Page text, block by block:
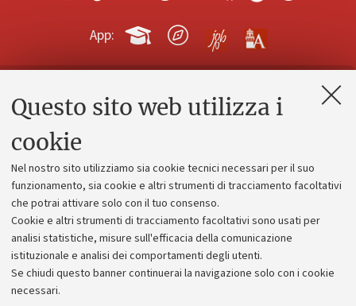
Questo sito web utilizza i
cookie
Nel nostro sito utilizziamo sia cookie tecnici necessari per il suo
funzionamento, sia cookie e altri strumenti di tracciamento facoltativi
che potrai attivare solo con il tuo consenso.
Cookie e altri strumenti di tracciamento facoltativi sono usati per
analisi statistiche, misure sull'efficacia della comunicazione
istituzionale e analisi dei comportamenti degli utenti.
Se chiudi questo banner continuerai la navigazione solo con i cookie
necessari.
App:
Contatti e PEC
Alumni community
Piano strategico
Bilanci
Donazioni e 5x1000